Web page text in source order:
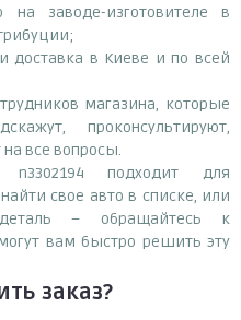
на заводе-изготовителе в
доставка в Киеве и по всей
магазина, которые
проконсультируют,
на все вопросы.
n3302194 подходит для
свое авто в списке, или
– обращайтесь к
вам быстро решить эту
заказ?